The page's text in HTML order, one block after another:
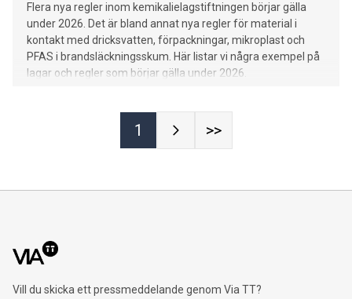
Flera nya regler inom kemikalielagstiftningen börjar gälla
under 2026. Det är bland annat nya regler för material i
kontakt med dricksvatten, förpackningar, mikroplast och
PFAS i brandsläckningsskum. Här listar vi några exempel på
lagar och regler som börjar gälla under 2026.
1 >>
Vill du skicka ett pressmeddelande genom Via TT?